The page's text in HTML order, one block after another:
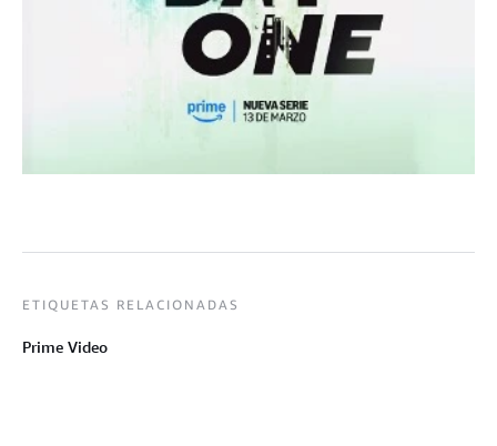
ETIQUETAS RELACIONADAS
Prime Video